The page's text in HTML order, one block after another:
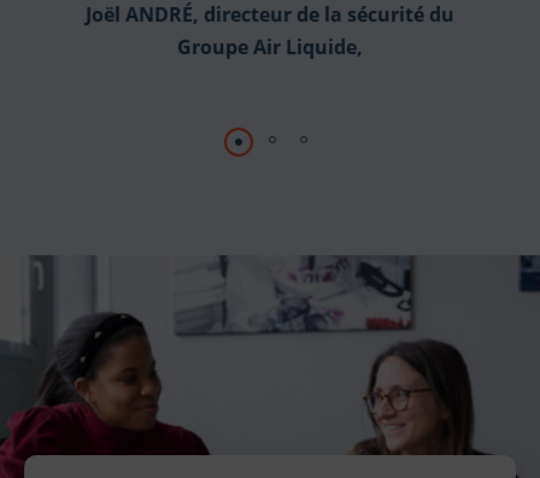
Joël ANDRÉ, directeur de la sécurité du
Groupe Air Liquide,